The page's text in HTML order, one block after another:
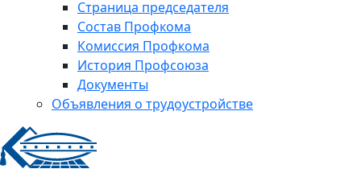
Страница председателя
Состав Профкома
Комиссия Профкома
История Профсоюза
Документы
Объявления о трудоустройстве